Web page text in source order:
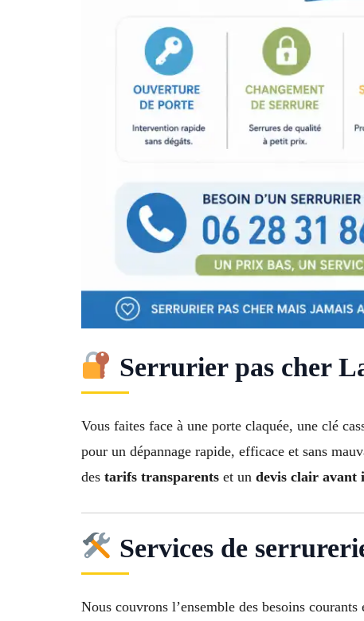
Serrurier pas cher
Vous faites face à une porte claquée, une clé
pour un dépannage rapide, efficace et sans
des tarifs transparents et un devis clair avant
Services de
Nous couvrons l’ensemble des besoins courants